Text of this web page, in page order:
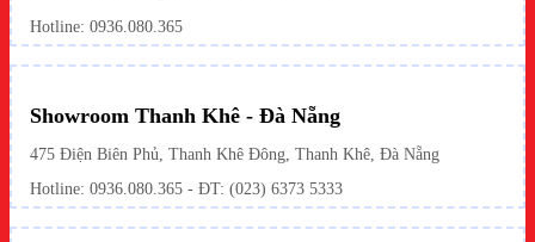
Hotline: 0936.080.365
Showroom Thanh Khê - Đà Nẵng
475 Điện Biên Phủ, Thanh Khê Đông, Thanh Khê, Đà Nẵng
Hotline: 0936.080.365 - ĐT: (023) 6373 5333